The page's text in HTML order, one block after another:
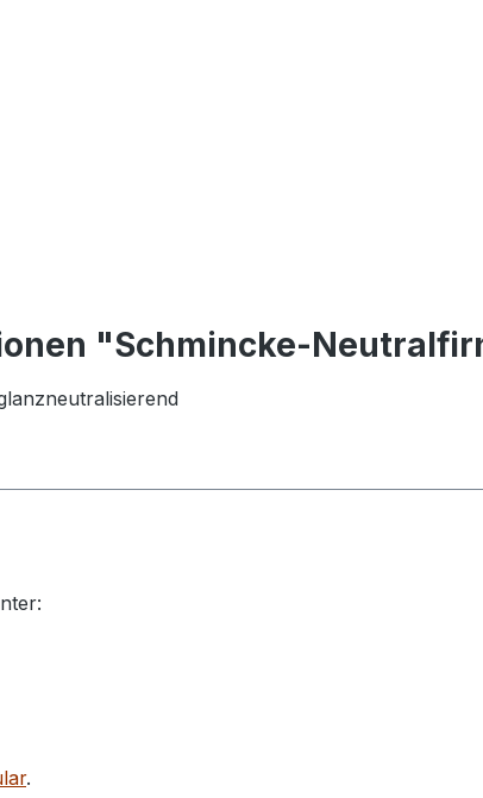
"Schmincke-
.